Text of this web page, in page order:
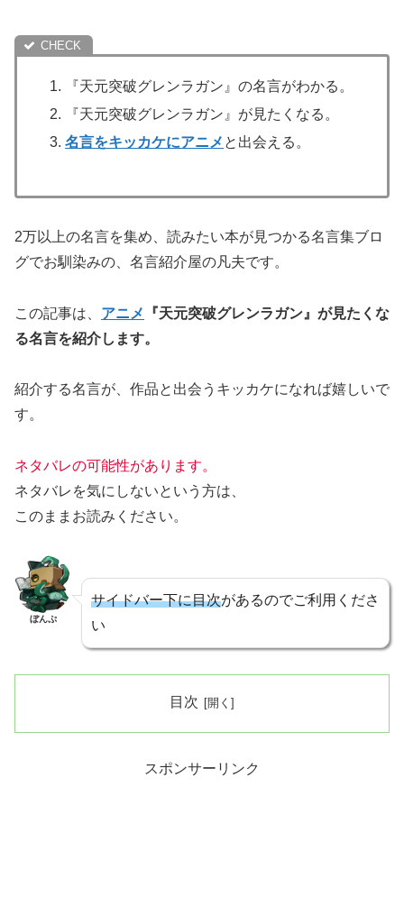
『天元突破グレンラガン』の名言がわかる。
『天元突破グレンラガン』が見たくなる。
名言をキッカケにアニメ と出会える。
2万以上の名言を集め、読みたい本が見つかる名言集ブロ
グでお馴染みの、名言紹介屋の凡夫です。
この記事は、 アニメ 『天元突破グレンラガン』が見たくな
る名言を紹介します。
紹介する名言が、作品と出会うキッカケになれば嬉しいで
す。
ネタバレの可能性があります。
ネタバレを気にしないという方は、
このままお読みください。
ぼんぷ
サイドバー下に目次があるのでご利用くださ
い
目次
スポンサーリンク